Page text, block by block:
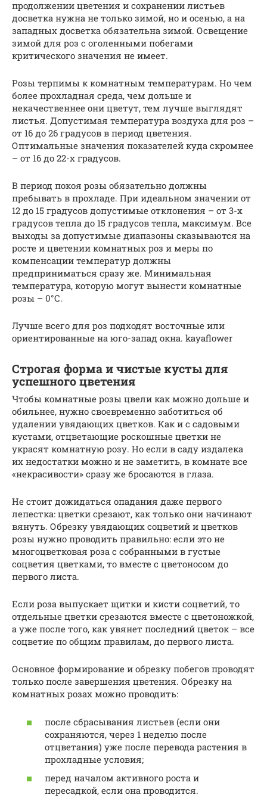
продолжении цветения и сохранении листьев
досветка нужна не только зимой, но и осенью, а на
западных досветка обязательна зимой. Освещение
зимой для роз с оголенными побегами
критического значения не имеет.
Розы терпимы к комнатным температурам. Но чем
более прохладная среда, чем дольше и
некачественнее они цветут, тем лучше выглядят
листья. Допустимая температура воздуха для роз –
от 16 до 26 градусов в период цветения.
Оптимальные значения показателей куда скромнее
– от 16 до 22-х градусов.
В период покоя розы обязательно должны
пребывать в прохладе. При идеальном значении от
12 до 15 градусов допустимые отклонения – от 3-х
градусов тепла до 15 градусов тепла, максимум. Все
выходы за допустимые диапазоны сказываются на
росте и цветении комнатных роз и меры по
компенсации температур должны
предприниматься сразу же. Минимальная
температура, которую могут вынести комнатные
розы – 0°С.
Лучше всего для роз подходят восточные или
ориентированные на юго-запад окна. kayaflower
Строгая форма и чистые кусты для
успешного цветения
Чтобы комнатные розы цвели как можно дольше и
обильнее, нужно своевременно заботиться об
удалении увядающих цветков. Как и с садовыми
кустами, отцветающие роскошные цветки не
украсят комнатную розу. Но если в саду издалека
их недостатки можно и не заметить, в комнате все
«некрасивости» сразу же бросаются в глаза.
Не стоит дожидаться опадания даже первого
лепестка: цветки срезают, как только они начинают
вянуть. Обрезку увядающих соцветий и цветков
розы нужно проводить правильно: если это не
многоцветковая роза с собранными в густые
соцветия цветками, то вместе с цветоносом до
первого листа.
Если роза выпускает щитки и кисти соцветий, то
отдельные цветки срезаются вместе с цветоножкой,
а уже после того, как увянет последний цветок – все
соцветие по общим правилам, до первого листа.
Основное формирование и обрезку побегов проводят
только после завершения цветения. Обрезку на
комнатных розах можно проводить:
после сбрасывания листьев (если они
сохраняются, через 1 неделю после
отцветания) уже после перевода растения в
прохладные условия;
перед началом активного роста и
пересадкой, если она проводится.